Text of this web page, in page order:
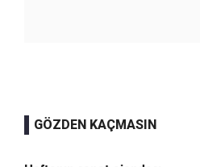
GÖZDEN KAÇMASIN